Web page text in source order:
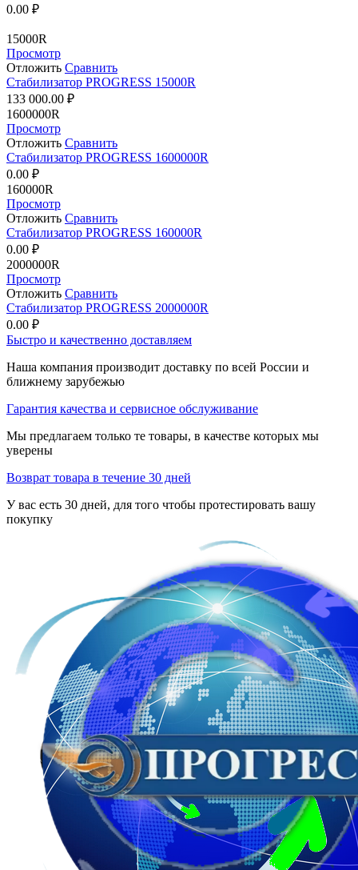
0.00 ₽
15000R
Просмотр
Отложить Сравнить
Стабилизатор PROGRESS 15000R
133 000.00 ₽
1600000R
Просмотр
Отложить Сравнить
Стабилизатор PROGRESS 1600000R
0.00 ₽
160000R
Просмотр
Отложить Сравнить
Стабилизатор PROGRESS 160000R
0.00 ₽
2000000R
Просмотр
Отложить Сравнить
Стабилизатор PROGRESS 2000000R
0.00 ₽
Быстро и качественно доставляем
Наша компания производит доставку по всей России и
ближнему зарубежью
Гарантия качества и сервисное обслуживание
Мы предлагаем только те товары, в качестве которых мы
уверены
Возврат товара в течение 30 дней
У вас есть 30 дней, для того чтобы протестировать вашу
покупку